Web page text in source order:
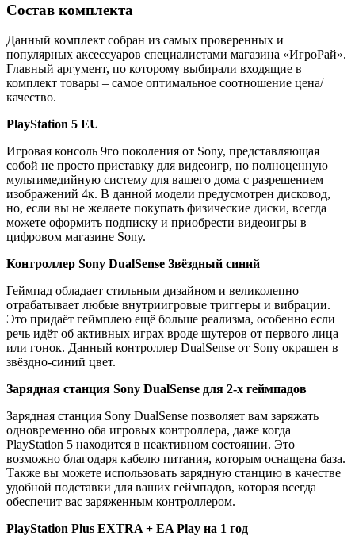
Состав комплекта
Данный комплект собран из самых проверенных и
популярных аксессуаров специалистами магазина «ИгроРай».
Главный аргумент, по которому выбирали входящие в
комплект товары – самое оптимальное соотношение цена/
качество.
PlayStation 5 EU
Игровая консоль 9го поколения от Sony, представляющая
собой не просто приставку для видеоигр, но полноценную
мультимедийную систему для вашего дома с разрешением
изображений 4к. В данной модели предусмотрен дисковод,
но, если вы не желаете покупать физические диски, всегда
можете оформить подписку и приобрести видеоигры в
цифровом магазине Sony.
Контроллер Sony DualSense Звёздный синий
Геймпад обладает стильным дизайном и великолепно
отрабатывает любые внутриигровые триггеры и вибрации.
Это придаёт геймплею ещё больше реализма, особенно если
речь идёт об активных играх вроде шутеров от первого лица
или гонок. Данный контроллер DualSense от Sony окрашен в
звёздно-синий цвет.
Зарядная станция Sony DualSense для 2-х геймпадов
Зарядная станция Sony DualSense позволяет вам заряжать
одновременно оба игровых контроллера, даже когда
PlayStation 5 находится в неактивном состоянии. Это
возможно благодаря кабелю питания, которым оснащена база.
Также вы можете использовать зарядную станцию в качестве
удобной подставки для ваших геймпадов, которая всегда
обеспечит вас заряженным контроллером.
PlayStation Plus EXTRA + EA Play на 1 год